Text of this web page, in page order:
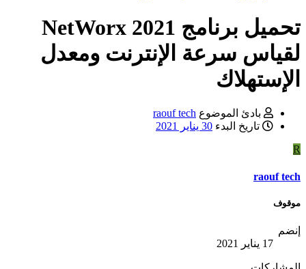
تحميل برنامج 2021 NetWorx
سرعة الإنترنت ومعدل
بادئ الموضوع raouf tech
تاريخ البدء 30 يناير 2021
raouf